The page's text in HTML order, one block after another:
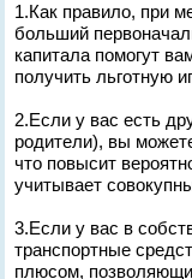
1.Как правило, при
больший
капитала помогут
получить льготную
2.Если у вас есть
родители), вы
что повысит
учитывает
3.Если у вас в
транспортные
плюсом,